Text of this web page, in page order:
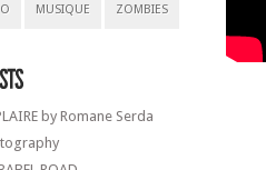
MUSIQUE ZOMBIES
by Romane Serda